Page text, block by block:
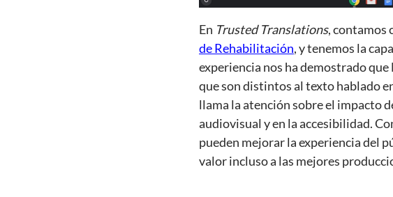
En Trusted Translations, contamos
de Rehabilitación, y tenemos la
experiencia nos ha demostrado
que son distintos al texto hablado
llama la atención sobre el impacto
audiovisual y en la accesibilidad.
pueden mejorar la experiencia del
valor incluso a las mejores